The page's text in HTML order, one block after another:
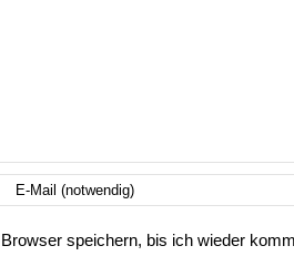
speichern, bis ich wieder